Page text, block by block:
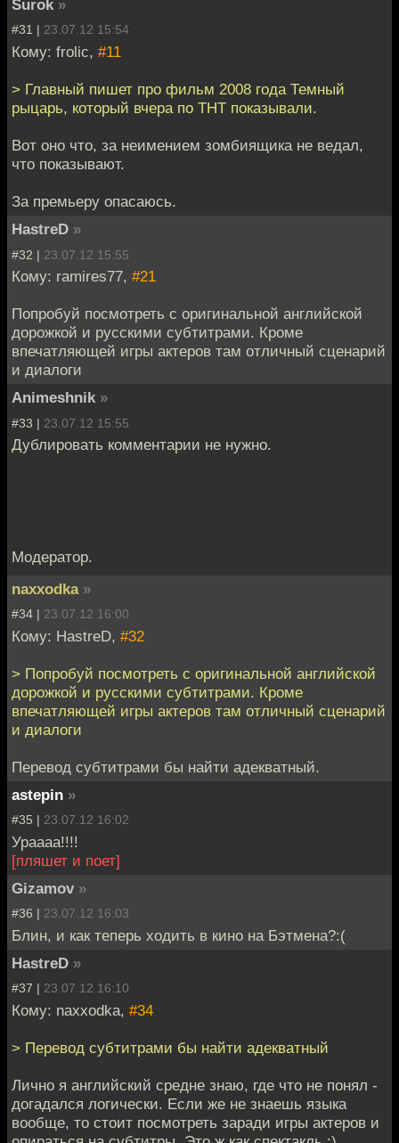
Surok »
#31 | 23.07.12 15:54
Кому: frolic, #11
> Главный пишет про фильм 2008 года Темный
рыцарь, который вчера по ТНТ показывали.
Вот оно что, за неимением зомбиящика не ведал,
что показывают.
За премьеру опасаюсь.
HastreD »
#32 | 23.07.12 15:55
Кому: ramires77, #21
Попробуй посмотреть с оригинальной английской
дорожкой и русскими субтитрами. Кроме
впечатляющей игры актеров там отличный сценарий
и диалоги
Animeshnik »
#33 | 23.07.12 15:55
Дублировать комментарии не нужно.
Модератор.
naxxodka »
#34 | 23.07.12 16:00
Кому: HastreD, #32
> Попробуй посмотреть с оригинальной английской
дорожкой и русскими субтитрами. Кроме
впечатляющей игры актеров там отличный сценарий
и диалоги
Перевод субтитрами бы найти адекватный.
astepin »
#35 | 23.07.12 16:02
Ураааа!!!!
[пляшет и поет]
Gizamov »
#36 | 23.07.12 16:03
Блин, и как теперь ходить в кино на Бэтмена?:(
HastreD »
#37 | 23.07.12 16:10
Кому: naxxodka, #34
> Перевод субтитрами бы найти адекватный
Лично я английский средне знаю, где что не понял -
догадался логически. Если же не знаешь языка
вообще, то стоит посмотреть заради игры актеров и